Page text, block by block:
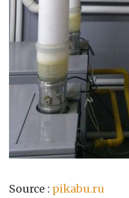
Source : pikabu.ru